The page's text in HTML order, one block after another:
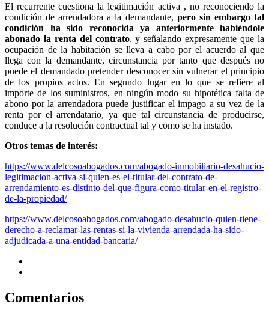
El recurrente cuestiona lalegitimación activa , no reconociendo la
condición dearrendadora a la demandante, pero sin embargo tal
condición ha sido reconocida ya anteriormente habiéndole
abonado la renta del contrato, y señalando expresamente que la
ocupación de la habitación se lleva a cabo por el acuerdo al que
llega con la demandante, circunstancia por tanto que después no
puede el demandado pretender desconocer sin vulnerar el principio
de los propios actos. En segundo lugar en lo que se refiere al
importe de los suministros, en ningún modo su hipotética falta de
abono por la arrendadora puede justificar el impago a su vez de la
renta por el arrendatario, ya que tal circunstancia de producirse,
conduce a la resolución contractual tal y como se ha instado.
Otros temas de interés:
https://www.delcosoabogados.com/abogado-inmobiliario-desahucio-
legitimacion-activa-si-quien-es-el-titular-del-contrato-de-
arrendamiento-es-distinto-del-que-figura-como-titular-en-el-registro-
de-la-propiedad/
https://www.delcosoabogados.com/abogado-desahucio-quien-tiene-
derecho-a-reclamar-las-rentas-si-la-vivienda-arrendada-ha-sido-
adjudicada-a-una-entidad-bancaria/
Comentarios